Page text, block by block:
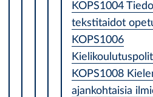
KOPS1004
tekstitaidot
KOPS1006
KOPS1008
ajankohtaisia